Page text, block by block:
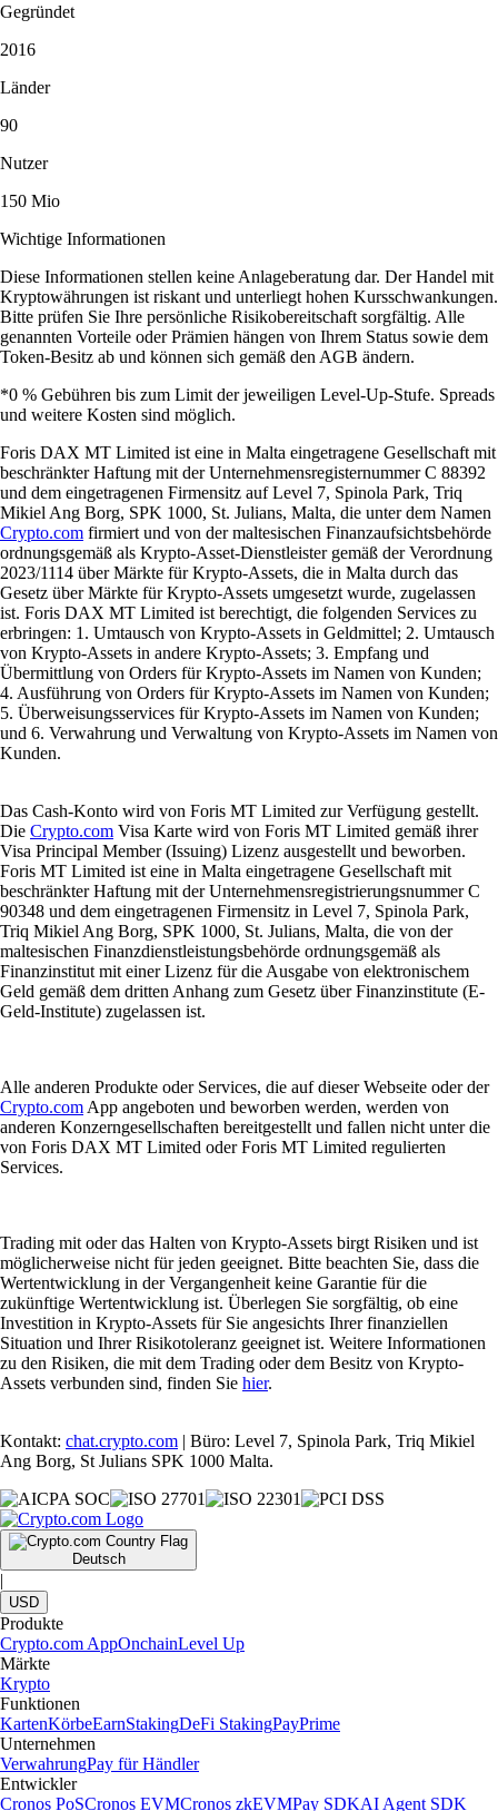
Gegründet
2016
Länder
90
Nutzer
150 Mio
Wichtige Informationen
Diese Informationen stellen keine Anlageberatung dar. Der Handel mit
Kryptowährungen ist riskant und unterliegt hohen Kursschwankungen.
Bitte prüfen Sie Ihre persönliche Risikobereitschaft sorgfältig. Alle
genannten Vorteile oder Prämien hängen von Ihrem Status sowie dem
Token-Besitz ab und können sich gemäß den AGB ändern.
*0 % Gebühren bis zum Limit der jeweiligen Level-Up-Stufe. Spreads
und weitere Kosten sind möglich.
Foris DAX MT Limited ist eine in Malta eingetragene Gesellschaft mit
beschränkter Haftung mit der Unternehmensregisternummer C 88392
und dem eingetragenen Firmensitz auf Level 7, Spinola Park, Triq
Mikiel Ang Borg, SPK 1000, St. Julians, Malta, die unter dem Namen
Crypto.com firmiert und von der maltesischen Finanzaufsichtsbehörde
ordnungsgemäß als Krypto-Asset-Dienstleister gemäß der Verordnung
2023/1114 über Märkte für Krypto-Assets, die in Malta durch das
Gesetz über Märkte für Krypto-Assets umgesetzt wurde, zugelassen
ist. Foris DAX MT Limited ist berechtigt, die folgenden Services zu
erbringen: 1. Umtausch von Krypto-Assets in Geldmittel; 2. Umtausch
von Krypto-Assets in andere Krypto-Assets; 3. Empfang und
Übermittlung von Orders für Krypto-Assets im Namen von Kunden;
4. Ausführung von Orders für Krypto-Assets im Namen von Kunden;
5. Überweisungsservices für Krypto-Assets im Namen von Kunden;
und 6. Verwahrung und Verwaltung von Krypto-Assets im Namen von
Kunden.
Das Cash-Konto wird von Foris MT Limited zur Verfügung gestellt.
Die Crypto.com Visa Karte wird von Foris MT Limited gemäß ihrer
Visa Principal Member (Issuing) Lizenz ausgestellt und beworben.
Foris MT Limited ist eine in Malta eingetragene Gesellschaft mit
beschränkter Haftung mit der Unternehmensregistrierungsnummer C
90348 und dem eingetragenen Firmensitz in Level 7, Spinola Park,
Triq Mikiel Ang Borg, SPK 1000, St. Julians, Malta, die von der
maltesischen Finanzdienstleistungsbehörde ordnungsgemäß als
Finanzinstitut mit einer Lizenz für die Ausgabe von elektronischem
Geld gemäß dem dritten Anhang zum Gesetz über Finanzinstitute (E-
Geld-Institute) zugelassen ist.
Alle anderen Produkte oder Services, die auf dieser Webseite oder der
Crypto.com App angeboten und beworben werden, werden von
anderen Konzerngesellschaften bereitgestellt und fallen nicht unter die
von Foris DAX MT Limited oder Foris MT Limited regulierten
Services.
Trading mit oder das Halten von Krypto-Assets birgt Risiken und ist
möglicherweise nicht für jeden geeignet. Bitte beachten Sie, dass die
Wertentwicklung in der Vergangenheit keine Garantie für die
zukünftige Wertentwicklung ist. Überlegen Sie sorgfältig, ob eine
Investition in Krypto-Assets für Sie angesichts Ihrer finanziellen
Situation und Ihrer Risikotoleranz geeignet ist. Weitere Informationen
zu den Risiken, die mit dem Trading oder dem Besitz von Krypto-
Assets verbunden sind, finden Sie hier.
Kontakt: chat.crypto.com | Büro: Level 7, Spinola Park, Triq Mikiel
Ang Borg, St Julians SPK 1000 Malta.
Deutsch
|
USD
Produkte
Crypto.com AppOnchainLevel Up
Märkte
Krypto
Funktionen
KartenKörbeEarnStakingDeFi StakingPayPrime
Unternehmen
VerwahrungPay für Händler
Entwickler
Cronos PoSCronos EVMCronos zkEVMPay SDKAI Agent SDK